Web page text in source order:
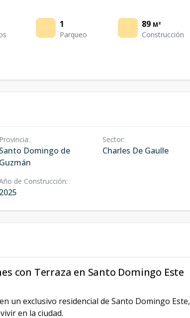
1
Parqueo
89 M²
Construcción
Provincia:
Santo Domingo de
Guzmán
Sector:
Charles De Gaulle
de Construcción:
2025
con Terraza en Santo Domingo Este
un exclusivo residencial de Santo Domingo Este,
en la ciudad.